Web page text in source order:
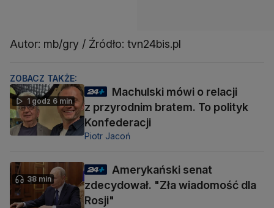
Autor: mb/gry / Źródło: tvn24bis.pl
ZOBACZ TAKŻE:
1 godz 6 min
Machulski mówi o relacji
z przyrodnim bratem. To polityk
Konfederacji
Piotr Jacoń
38 min
Amerykański senat
zdecydował. "Zła wiadomość dla
Rosji"